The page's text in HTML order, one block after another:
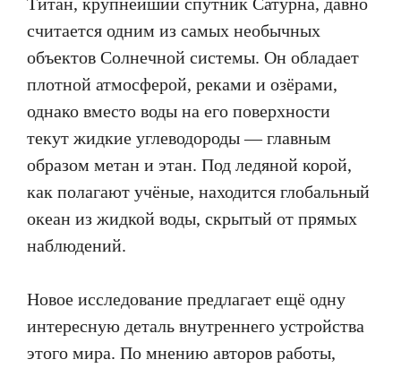
считается одним из самых необычных
объектов Солнечной системы. Он обладает
плотной атмосферой, реками и озёрами,
однако вместо воды на его поверхности
текут жидкие углеводороды — главным
образом метан и этан. Под ледяной корой,
как полагают учёные, находится глобальный
океан из жидкой воды, скрытый от прямых
наблюдений.
Новое исследование предлагает ещё одну
интересную деталь внутреннего устройства
этого мира. По мнению авторов работы,